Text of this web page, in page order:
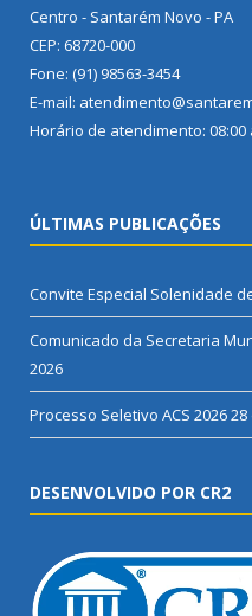
Centro - Santarém Novo - PA
CEP: 68720-000
Fone: (91) 98563-3454
E-mail:
Horário de atendimento: 08:00
ÚLTIMAS PUBLICAÇÕES
Convite Especial Solenidade
Comunicado da Secretaria
2026
Processo Seletivo ACS 202628
DESENVOLVIDO POR CR2